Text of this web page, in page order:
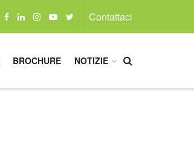
Contattaci
BROCHURE NOTIZIE